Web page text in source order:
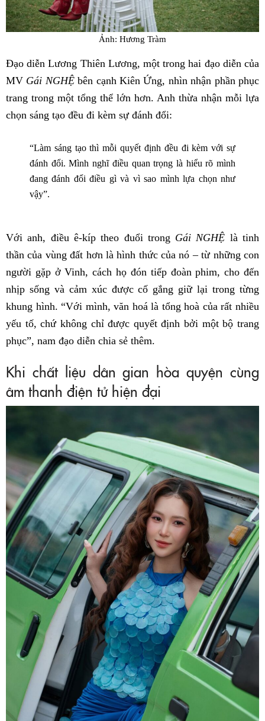
Ảnh: Hương Tràm
Đạo diễn Lương Thiên Lương, một trong hai đạo diễn của
MV Gái NGHỆbên cạnh Kiên Ứng, nhìn nhận phần phục
trang trong một tổng thể lớn hơn. Anh thừa nhận mỗi lựa
chọn sáng tạo đều đi kèm sự đánh đổi:
“Làm sáng tạo thì mỗi quyết định đều đi kèm với sự
đánh đổi. Mình nghĩ điều quan trọng là hiểu rõ mình
đang đánh đổi điều gì và vì sao mình lựa chọn như
vậy”.
Với anh, điều ê-kíp theo đuổi trong Gái NGHỆ là tinh
thần của vùng đất hơn là hình thức của nó – từ những con
người gặp ở Vinh, cách họ đón tiếp đoàn phim, cho đến
nhịp sống và cảm xúc được cố gắng giữ lại trong từng
khung hình. “Với mình, văn hoá là tổng hoà của rất nhiều
yếu tố, chứ không chỉ được quyết định bởi một bộ trang
phục”, nam đạo diễn chia sẻ thêm.
Khi chất liệu dân gian hòa quyện cùng
âm thanh điện tử hiện đại